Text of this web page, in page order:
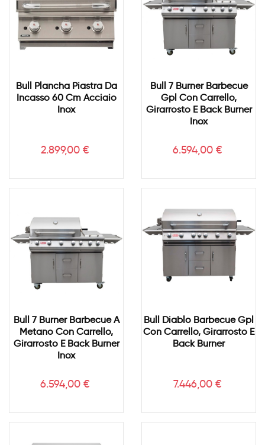
Bull Plancha Piastra Da
Incasso 60 Cm Acciaio
Inox
Prezzo
2.899,00 €
Bull 7 Burner Barbecue
Gpl Con Carrello,
Girarrosto E Back Burner
Inox
Prezzo
6.594,00 €
Bull 7 Burner Barbecue A
Metano Con Carrello,
Girarrosto E Back Burner
Inox
Prezzo
6.594,00 €
Bull Diablo Barbecue Gpl
Con Carrello, Girarrosto E
Back Burner
Prezzo
7.446,00 €